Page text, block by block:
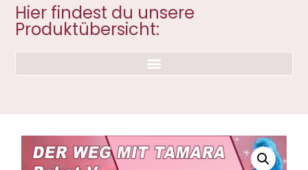
Hier findest du unsere
Produktübersicht: